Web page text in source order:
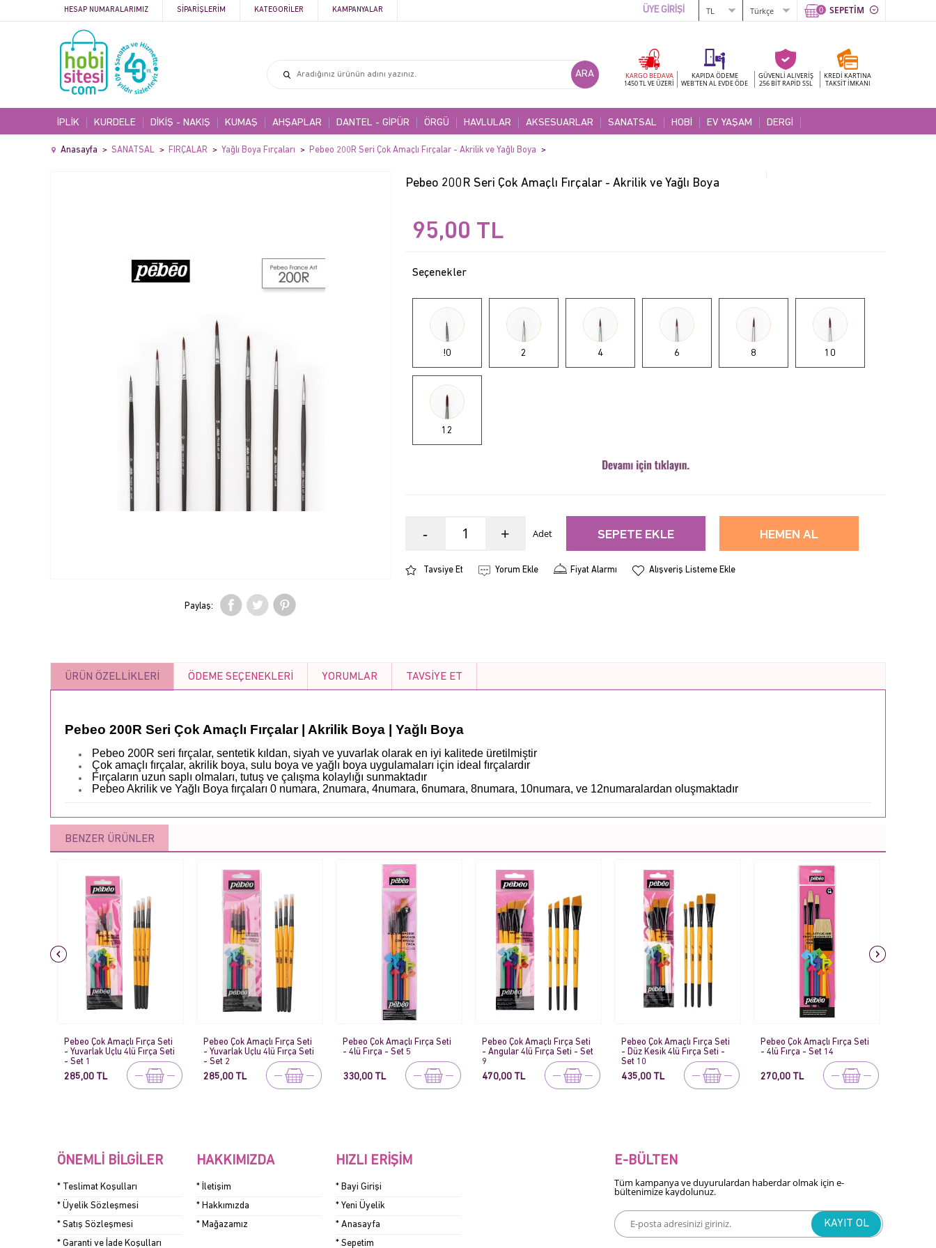
HESAP NUMARALARIMIZ SIPARIŞLERIM KATEGORILER KAMPANYALAR 0 SEPETİM
ÜYE GİRİŞİ
KARGO BEDAVA
1450 TL VE ÜZERİ
KAPIDA ÖDEME
WEB'TEN AL EVDE ÖDE
GÜVENLİ ALIVERİŞ
256 BİT RAPİD SSL
KREDİ KARTINA
TAKSİT İMKANI
İPLİK KURDELE DİKİŞ - NAKIŞ KUMAŞ AHŞAPLAR DANTEL - GİPÜR ÖRGÜ HAVLULAR AKSESUARLAR SANATSAL HOBİ EV YAŞAM DERGİ
Anasayfa SANATSAL FIRÇALAR Yağlı Boya Fırçaları Pebeo 200R Seri Çok Amaçlı Fırçalar - Akrilik ve Yağlı Boya
Paylaş:
Pebeo 200R Seri Çok Amaçlı Fırçalar - Akrilik ve Yağlı Boya
95,00 TL
Seçenekler
!0 2 4 6 8 10
12
- + Adet SEPETE EKLE HEMEN AL
Tavsiye Et Yorum Ekle Fiyat Alarmı Alışveriş Listeme Ekle
ÜRÜN ÖZELLIKLERI ÖDEME SEÇENEKLERI YORUMLAR TAVSIYE ET
Pebeo 200R Seri Çok Amaçlı Fırçalar | Akrilik Boya | Yağlı Boya
Pebeo 200R seri fırçalar, sentetik kıldan, siyah ve yuvarlak olarak en iyi kalitede üretilmiştir
Çok amaçlı fırçalar, akrilik boya, sulu boya ve yağlı boya uygulamaları için ideal fırçalardır
Fırçaların uzun saplı olmaları, tutuş ve çalışma kolaylığı sunmaktadır
Pebeo Akrilik ve Yağlı Boya fırçaları 0 numara, 2numara, 4numara, 6numara, 8numara, 10numara, ve 12numaralardan oluşmaktadır
BENZER ÜRÜNLER
Pebeo Çok Amaçlı Fırça Seti
- Yuvarlak Uçlu 4lü Fırça Seti
- Set 2
285,00 TL
Pebeo Çok Amaçlı Fırça Seti
- 4lü Fırça - Set 5
330,00 TL
Pebeo Çok Amaçlı Fırça Seti
- Angular 4lü Fırça Seti - Set
470,00 TL
Pebeo Çok Amaçlı Fırça Seti
- Düz Kesik 4lü Fırça Seti -
Set 10
435,00 TL
Pebeo Çok Amaçlı Fırça Seti
- 4lü Fırça - Set 14
270,00 TL
Pebeo Çok Amaçlı Fırça Seti
- 5li Fırça - Set 19
700,00 TL
ÖNEMLI BILGILER
* Teslimat Koşulları
* Üyelik Sözleşmesi
* Satış Sözleşmesi
* Garanti ve İade Koşulları
HAKKIMIZDA
* İletişim
* Hakkımızda
* Mağazamız
HIZLI ERIŞIM
* Bayi Girişi
* Yeni Üyelik
* Anasayfa
* Sepetim
E-BÜLTEN
Tüm kampanya ve duyurulardan haberdar olmak için e-
bültenimize kaydolunuz.